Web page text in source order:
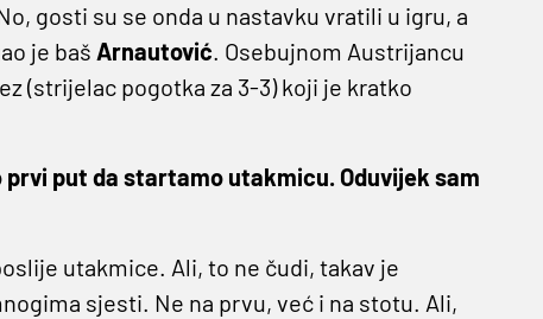
gosti su se onda u nastavku vratili u igru, a
je baš Arnautović. Osebujnom Austrijancu
(strijelac pogotka za 3-3) koji je kratko
prvi put da startamo utakmicu. Oduvijek sam
utakmice. Ali, to ne čudi, takav je
sjesti. Ne na prvu, već i na stotu. Ali,